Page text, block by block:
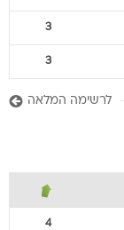
3
3
לרשימה המלאה
4